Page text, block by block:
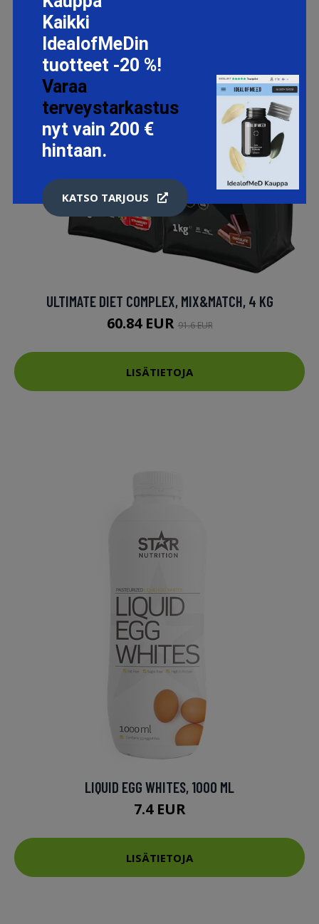
ULTIMATE DIET COMPLEX, MIX&MATCH, 4 KG
60.84 EUR91.6 EUR
LISÄTIETOJA
LIQUID EGG WHITES, 1000 ML
7.4 EUR
LISÄTIETOJA
Kaikki
IdealofMeDin
tuotteet -20 %!
Varaa
terveystarkastus
nyt vain 200 €
hintaan.
KATSO TARJOUS